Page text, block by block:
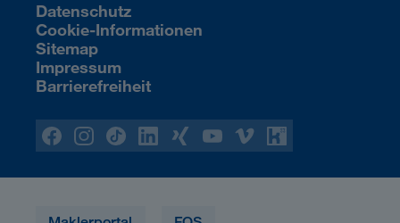
Datenschutz
Cookie-Informationen
Sitemap
Impressum
Barrierefreiheit